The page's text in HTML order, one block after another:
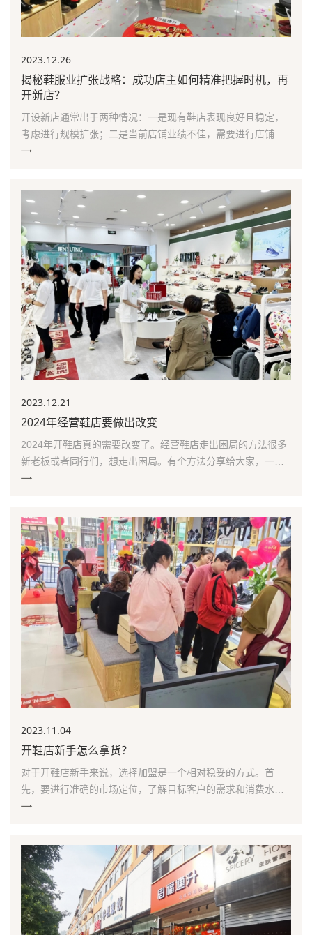
2023.12.26
揭秘鞋服业扩张战略：成功店主如何精准把握时机，再
开新店？
开设新店通常出于两种情况：一是现有鞋店表现良好且稳定，
考虑进行规模扩张；二是当前店铺业绩不佳，需要进行店铺转
型或重新定位。对于第一种情况，由于老店已经具备稳定的
2023.12.21
2024年经营鞋店要做出改变
2024年开鞋店真的需要改变了。经营鞋店走出困局的方法很多
新老板或者同行们，想走出困局。有个方法分享给大家，一定
要去学学。首先，一定要意识到，哪怕在购物中心开店
2023.11 .04
开鞋店新手怎么拿货？
对于开鞋店新手来说，选择加盟是一个相对稳妥的方式。首
先，要进行准确的市场定位，了解目标客户的需求和消费水
平，确定自己开店是高端还是大众消费店。其次，要精准的选
的形象，给客户留下深刻的印象。对于选择加盟的方式，也是
一...